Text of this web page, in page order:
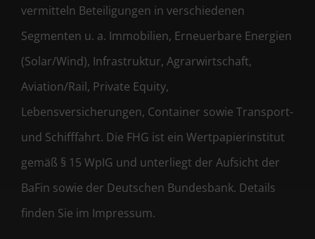
vermitteln Beteiligungen in verschiedenen
Segmenten u. a. Immobilien, Erneuerbare Energien
(Solar/Wind), Infrastruktur, Agrarwirtschaft,
Aviation/Rail, Private Equity,
Lebensversicherungen, Container sowie Transport-
und Schifffahrt. Die FHG ist ein Wertpapierinstitut
gemäß § 15 WpIG und unterliegt der Aufsicht der
BaFin sowie der Deutschen Bundesbank. Details
finden Sie im Impressum.